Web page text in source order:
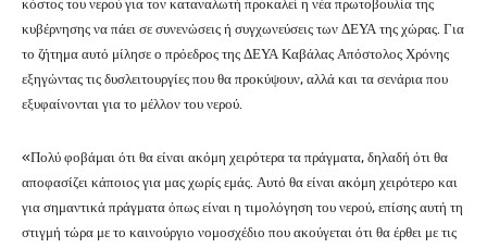
κόστος του νερού για τον καταναλωτή προκαλεί η νέα πρωτοβουλία της
κυβέρνησης να πάει σε συνενώσεις ή συγχωνεύσεις των ΔΕΥΑ της χώρας. Για
το ζήτημα αυτό μίλησε ο πρόεδρος της ΔΕΥΑ Καβάλας Απόστολος Χρόνης
εξηγώντας τις δυσλειτουργίες που θα προκύψουν, αλλά και τα σενάρια που
εξυφαίνονται για το μέλλον του νερού.
«Πολύ φοβάμαι ότι θα είναι ακόμη χειρότερα τα πράγματα, δηλαδή ότι θα
αποφασίζει κάποιος για μας χωρίς εμάς. Αυτό θα είναι ακόμη χειρότερο και
για σημαντικά πράγματα όπως είναι η τιμολόγηση του νερού, επίσης αυτή τη
στιγμή τώρα με το καινούργιο νομοσχέδιο που ακούγεται ότι θα έρθει με τις